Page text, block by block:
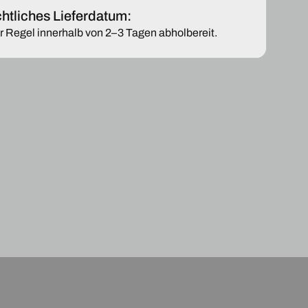
MINI
CLUBMAN
COUNTRYMAN
Lieferdatum:
Regel innerhalb von 2–3 Tagen abholbereit.